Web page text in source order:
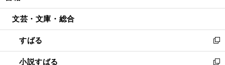
開
ウ
開
く
ン
ウ
で
開
く
ウ
ン
ド
ウ
で
文芸・文庫・総合
すばる
新
し
小説すばる